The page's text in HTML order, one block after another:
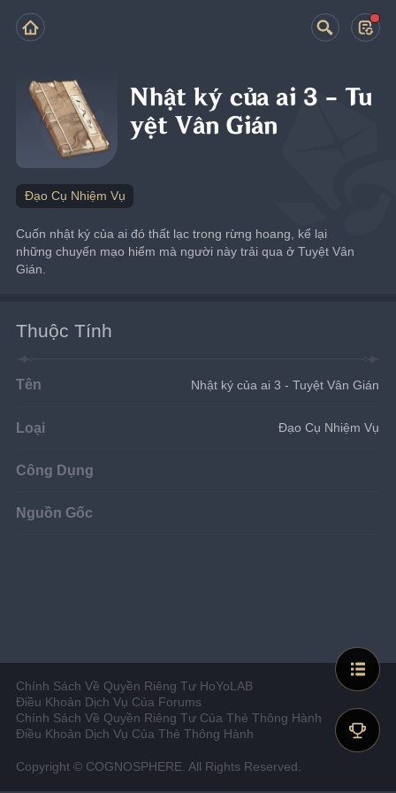
Nhật ký của ai 3 - Tu
yệt Vân Gián
Đạo Cụ Nhiệm Vụ
Cuốn nhật ký của ai đó thất lạc trong rừng hoang, kể lại
những chuyến mạo hiểm mà người này trải qua ở Tuyệt Vân
Gián.
Thuộc Tính
Tên Nhật ký của ai 3 - Tuyệt Vân Gián
Loại Đạo Cụ Nhiệm Vụ
Công Dụng
Nguồn Gốc
Chính Sách Về Quyền Riêng Tư HoYoLAB
Điều Khoản Dịch Vụ Của Forums
Chính Sách Về Quyền Riêng Tư Của Thẻ Thông Hành
Điều Khoản Dịch Vụ Của Thẻ Thông Hành
Copyright © COGNOSPHERE. All Rights Reserved.